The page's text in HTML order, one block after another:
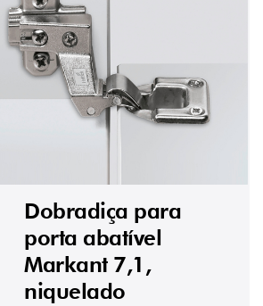
Dobradiça para
porta abatível
Markant 7,1,
niquelado